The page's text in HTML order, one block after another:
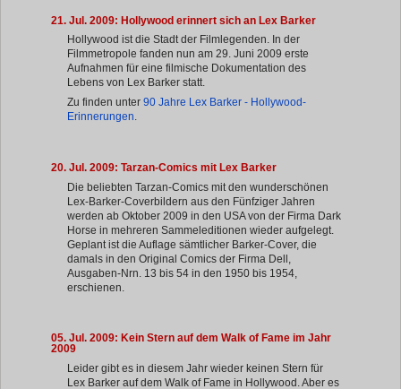
21. Jul. 2009: Hollywood erinnert sich an Lex Barker
Hollywood ist die Stadt der Filmlegenden. In der
Filmmetropole fanden nun am 29. Juni 2009 erste
Aufnahmen für eine filmische Dokumentation des
Lebens von Lex Barker statt.
Zu finden unter 90 Jahre Lex Barker - Hollywood-
Erinnerungen
20. Jul. 2009: Tarzan-Comics mit Lex Barker
Die beliebten Tarzan-Comics mit den wunderschönen
Lex-Barker-Coverbildern aus den Fünfziger Jahren
werden ab Oktober 2009 in den USA von der Firma Dark
Horse in mehreren Sammeleditionen wieder aufgelegt.
Geplant ist die Auflage sämtlicher Barker-Cover, die
damals in den Original Comics der Firma Dell,
Ausgaben-Nrn. 13 bis 54 in den 1950 bis 1954,
erschienen.
05. Jul. 2009: Kein Stern auf dem Walk of Fame im Jahr
2009
Leider gibt es in diesem Jahr wieder keinen Stern für
Lex Barker auf dem Walk of Fame in Hollywood. Aber es